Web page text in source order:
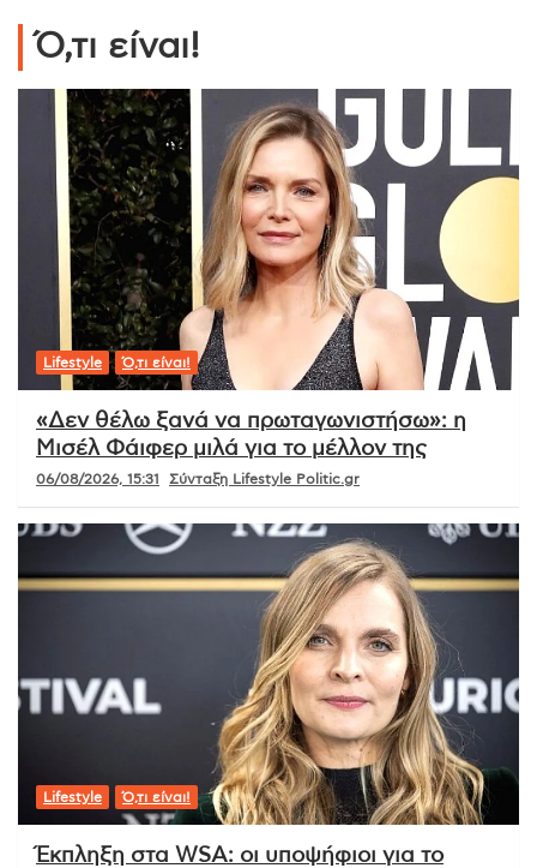
Ό,τι είναι!
Lifestyle Ό,τι είναι!
«Δεν θέλω ξανά να πρωταγωνιστήσω»: η
Μισέλ Φάιφερ μιλά για το μέλλον της
06/08/2026, 15:31 Σύνταξη Lifestyle Politic.gr
Lifestyle Ό,τι είναι!
Έκπληξη στα WSA: οι υποψήφιοι για το